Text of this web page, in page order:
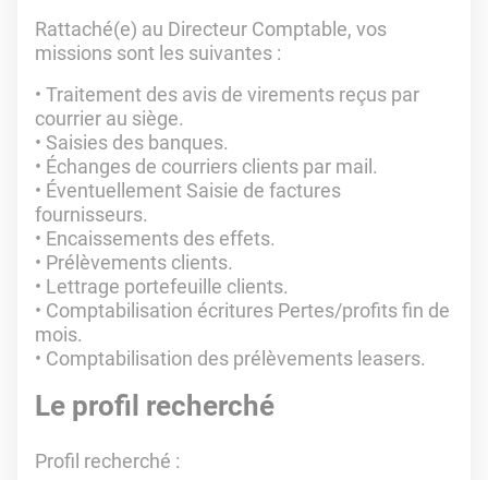
Rattaché(e) au Directeur Comptable, vos
missions sont les suivantes :
• Traitement des avis de virements reçus par
courrier au siège.
• Saisies des banques.
• Échanges de courriers clients par mail.
• Éventuellement Saisie de factures
fournisseurs.
• Encaissements des effets.
• Prélèvements clients.
• Lettrage portefeuille clients.
• Comptabilisation écritures Pertes/profits fin de
mois.
• Comptabilisation des prélèvements leasers.
Le profil recherché
Profil recherché :